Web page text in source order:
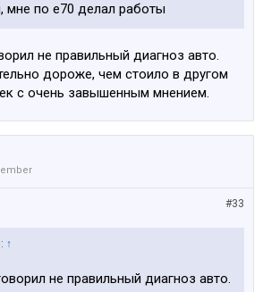
мне по е70 делал работы
не правильный диагноз авто.
дороже, чем стоило в другом
с очень завышенным мнением.
#33
↑
не правильный диагноз авто.